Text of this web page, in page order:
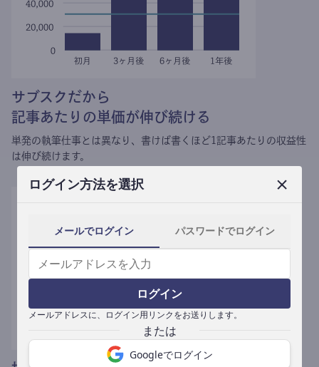
ログイン方法を選択
メールでログイン パスワードでログイン
ログイン
メールアドレスに、ログイン用リンクをお送りします。
Googleでログイン
サブスクだから
記事あたりの単価が伸び続ける
単発の執筆仕事とは異なり、 書けば書くほど1記事あたりの収益性
は伸び続けます。